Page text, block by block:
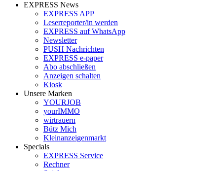
EXPRESS News
EXPRESS APP
Leserreporter/in werden
EXPRESS auf WhatsApp
Newsletter
PUSH Nachrichten
EXPRESS e-paper
Abo abschließen
Anzeigen schalten
Kiosk
Unsere Marken
YOURJOB
yourIMMO
wirtrauern
Bütz Mich
Kleinanzeigenmarkt
Specials
EXPRESS Service
Rechner